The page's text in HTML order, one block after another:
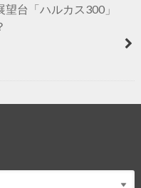
台「ハルカス300」